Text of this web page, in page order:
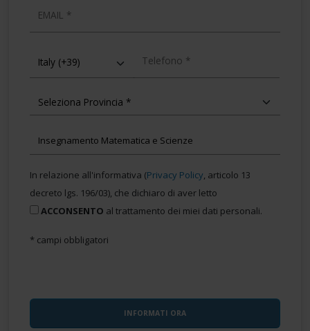
EMAIL
TELEFONO
In relazione all'informativa (Privacy Policy, articolo 13
decreto lgs. 196/03), che dichiaro di aver letto
ACCONSENTO al trattamento dei miei dati personali.
* campi obbligatori